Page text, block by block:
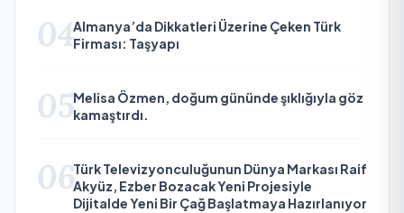
04Almanya’da Dikkatleri Üzerine Çeken Türk
Firması: Taşyapı
05Melisa Özmen, doğum gününde şıklığıyla göz
kamaştırdı.
06Türk Televizyonculuğunun Dünya Markası Raif
Akyüz, Ezber Bozacak Yeni Projesiyle
Dijitalde Yeni Bir Çağ Başlatmaya Hazırlanıyor